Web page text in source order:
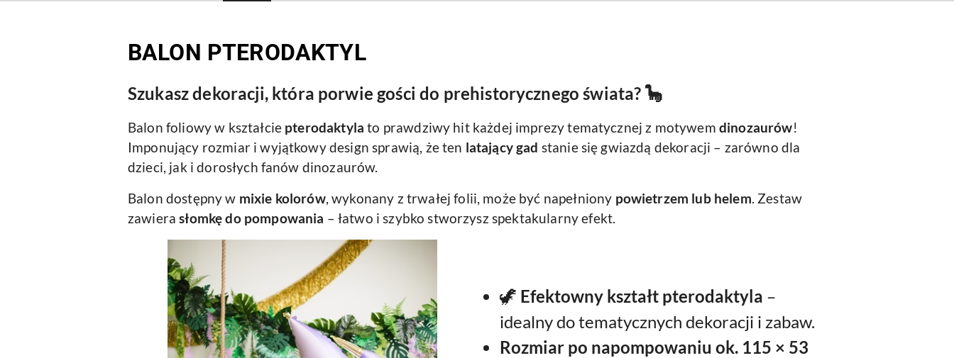
BALON PTERODAKTYL
Szukasz dekoracji, która porwie gości do prehistorycznego świata? 🦕
Balon foliowy w kształcie pterodaktyla to prawdziwy hit każdej imprezy tematycznej z motywem dinozaurów!
Imponujący rozmiar i wyjątkowy design sprawią, że ten latający gad stanie się gwiazdą dekoracji – zarówno dla
dzieci, jak i dorosłych fanów dinozaurów.
Balon dostępny w mixie kolorów, wykonany z trwałej folii, może być napełniony powietrzem lub helem. Zestaw
zawierasłomkę do pompowania – łatwo i szybko stworzysz spektakularny efekt.
🦖 Efektowny kształt pterodaktyla –
idealny do tematycznych dekoracji i zabaw.
Rozmiar po napompowaniu ok. 115 × 53